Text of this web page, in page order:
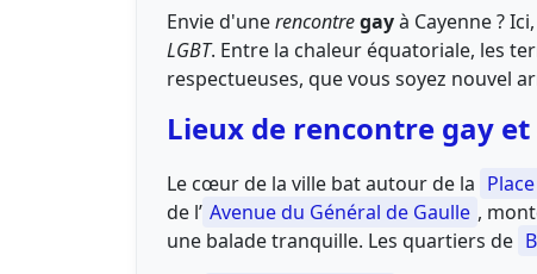
Envie d'unerencontregayà Cayenne ?
LGBT. Entre la chaleur équatoriale, les
respectueuses, que vous soyez nouvel
Lieux de rencontre gay et
Le cœur de la ville bat autour de la
de l’ Avenue du Général de Gaulle ,
une balade tranquille. Les quartiers de